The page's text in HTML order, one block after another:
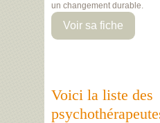
un changement durable.
Voir sa fiche
Voici la liste des